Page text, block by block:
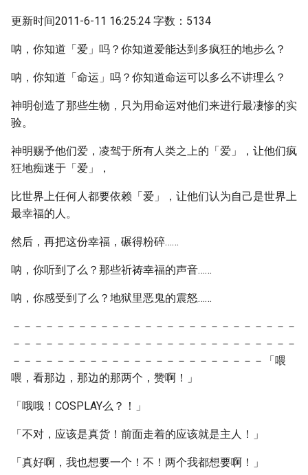
更新时间2011-6-11 16:25:24 字数：5134
呐，你知道「爱」吗？你知道爱能达到多疯狂的地步么？
呐，你知道「命运」吗？你知道命运可以多么不讲理么？
神明创造了那些生物，只为用命运对他们来进行最凄惨的实
验。
神明赐予他们爱，凌驾于所有人类之上的「爱」，让他们疯
狂地痴迷于「爱」，
比世界上任何人都要依赖「爱」，让他们认为自己是世界上
最幸福的人。
然后，再把这份幸福，碾得粉碎……
呐，你听到了么？那些祈祷幸福的声音……
呐，你感受到了么？地狱里恶鬼的震怒……
－－－－－－－－－－－－－－－－－－－－－－－－－－
－－－－－－－－－－－－－－－－－－－－－－－－－－
－－－－－－－－－－－－－－－－－－－－－－－「喂
喂，看那边，那边的那两个，赞啊！」
「哦哦！COSPLAY么？！」
「不对，应该是真货！前面走着的应该就是主人！」
「真好啊，我也想要一个！不！两个我都想要啊！」